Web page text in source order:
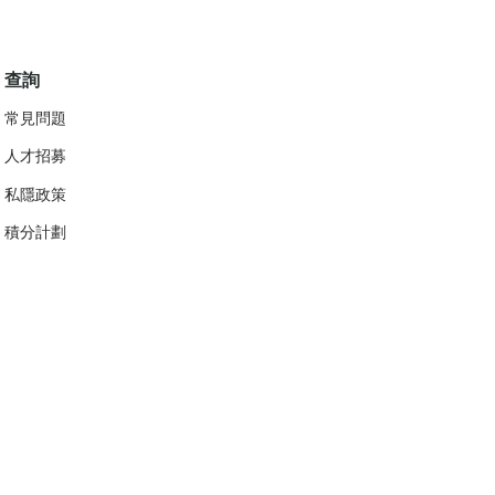
查詢
常見問題
人才招募
私隱政策
​積分計劃